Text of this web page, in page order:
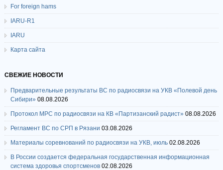
For foreign hams
IARU-R1
IARU
Карта сайта
СВЕЖИЕ НОВОСТИ
Предварительные результаты ВС по радиосвязи на УКВ «Полевой день
Сибири» 08.08.2026
Протокол МРС по радиосвязи на КВ «Партизанский радист» 08.08.2026
Регламент ВС по СРП в Рязани 03.08.2026
Материалы соревнований по радиосвязи на УКВ, июль 02.08.2026
В России создается федеральная государственная информационная
система здоровья спортсменов 02.08.2026